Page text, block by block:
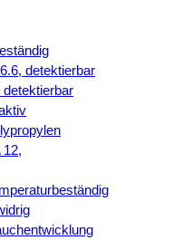
detektierbar
detektierbar
12,